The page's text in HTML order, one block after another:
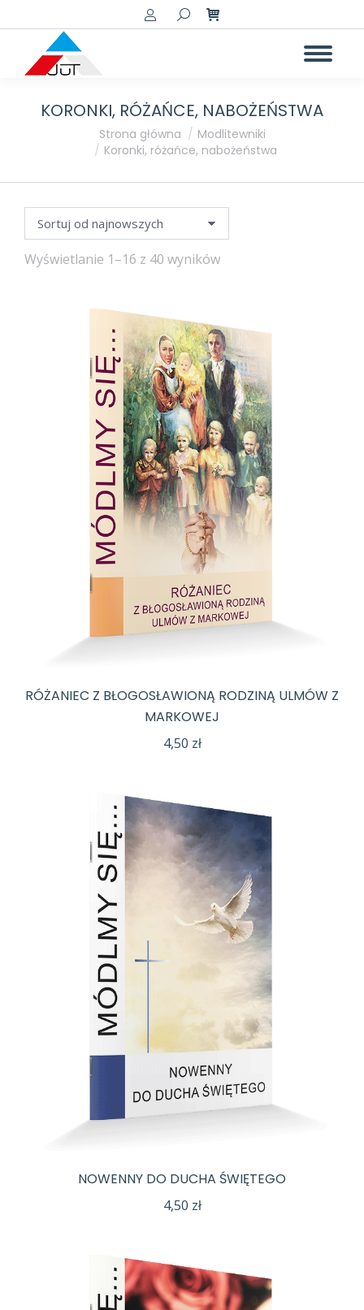
Szukaj:
KORONKI, RÓŻAŃCE, NABOŻEŃSTWA
Strona główna
Modlitewniki
Koronki, różańce, nabożeństwa
Wyświetlanie 1–16 z 40 wynikówPosortowane
RÓŻANIEC Z BŁOGOSŁAWIONĄ RODZINĄ ULMÓW Z
MARKOWEJ
4,50 zł
NOWENNY DO DUCHA ŚWIĘTEGO
4,50 zł